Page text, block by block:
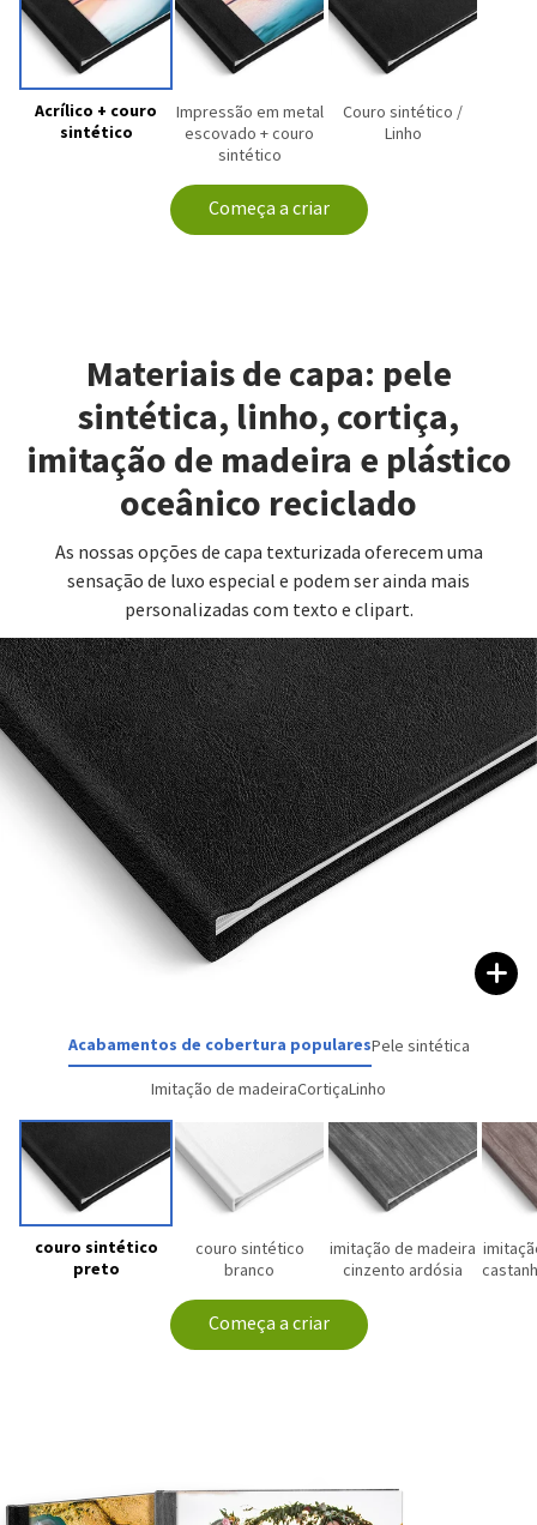
Acrílico + couro
sintético
Impressão em metal
escovado + couro
sintético
Couro sintético /
Linho
Começa a criar
Materiais de capa: pele
sintética, linho, cortiça,
imitação de madeira e plástico
oceânico reciclado
As nossas opções de capa texturizada oferecem uma
sensação de luxo especial e podem ser ainda mais
personalizadas com texto e clipart.
Acabamentos de cobertura popularesPele sintética
Imitação de madeiraCortiçaLinho
couro sintético
preto
couro sintético
branco
imitação de madeira
cinzento ardósia
Começa a criar